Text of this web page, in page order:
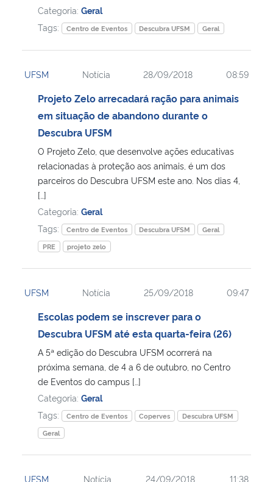
Categoria: Geral
Tags:
Centro de Eventos Descubra UFSM Geral
UFSM Notícia 28/09/2018 08:59
Projeto Zelo arrecadará ração para animais
em situação de abandono durante o
Descubra UFSM
O Projeto Zelo, que desenvolve ações educativas
relacionadas à proteção aos animais, é um dos
parceiros do Descubra UFSM este ano. Nos dias 4,
[…]
Categoria: Geral
Tags:
Centro de Eventos Descubra UFSM
Geral
PRE
projeto zelo
UFSM Notícia 25/09/2018 09:47
Escolas podem se inscrever para o
Descubra UFSM até esta quarta-feira (26)
A 5ª edição do Descubra UFSM ocorrerá na
próxima semana, de 4 a 6 de outubro, no Centro
de Eventos do campus […]
Categoria: Geral
Tags:
Centro de Eventos Coperves
Descubra UFSM
Geral
UFSM Notícia 24/09/2018 11:38